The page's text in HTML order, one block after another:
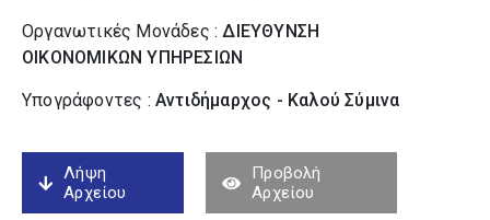
Οργανωτικές Μονάδες :ΔΙΕΥΘΥΝΣΗ
ΟΙΚΟΝΟΜΙΚΩΝ ΥΠΗΡΕΣΙΩΝ
Υπογράφοντες : Αντιδήμαρχος - Καλού Σύµινα
Λήψη
Αρχείου
Προβολή
Αρχείου